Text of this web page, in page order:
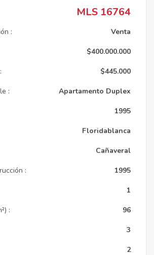
MLS 16764
: Venta
$400.000.000
$445.000
: Apartamento Duplex
1995
Floridablanca
Cañaveral
: 1995
1
: 96
3
2